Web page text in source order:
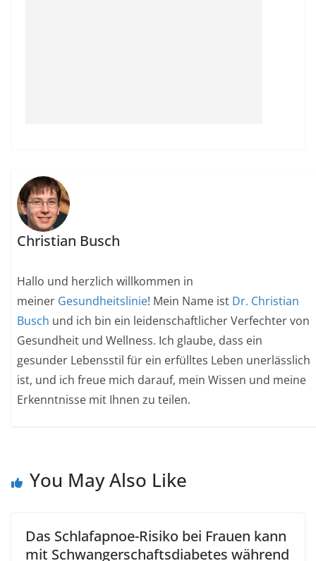
Christian Busch
Hallo und herzlich willkommen in
meiner Gesundheitslinie! Mein Name ist Dr. Christian
Busch und ich bin ein leidenschaftlicher Verfechter von
Gesundheit und Wellness. Ich glaube, dass ein
gesunder Lebensstil für ein erfülltes Leben unerlässlich
ist, und ich freue mich darauf, mein Wissen und meine
Erkenntnisse mit Ihnen zu teilen.
You May Also Like
Das Schlafapnoe-Risiko bei Frauen kann
mit Schwangerschaftsdiabetes während